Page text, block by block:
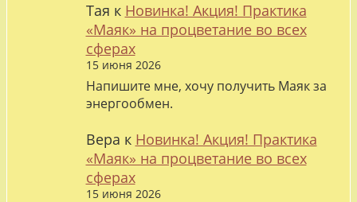
Тая к Новинка! Акция! Практика
«Маяк» на процветание во всех
сферах
15 июня 2026
Напишите мне, хочу получить Маяк за
энергообмен.
Вера к Новинка! Акция! Практика
«Маяк» на процветание во всех
сферах
15 июня 2026